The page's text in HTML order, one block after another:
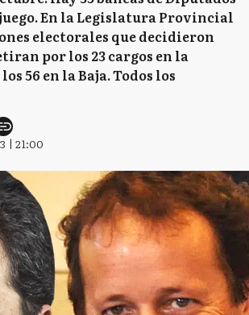
En la Legislatura Provincial
electorales que decidieron
por los 23 cargos en la
56 en la Baja. Todos los
| 21:00